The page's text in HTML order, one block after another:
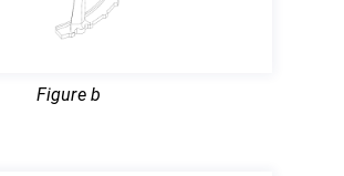
Figure b